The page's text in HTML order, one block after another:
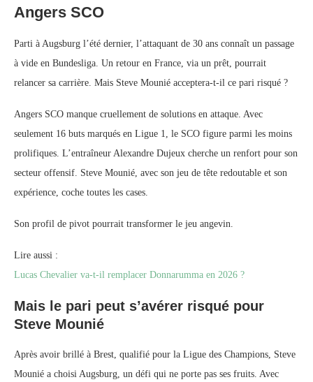
Angers SCO
Parti à Augsburg l’été dernier, l’attaquant de 30 ans connaît un passage
à vide en Bundesliga. Un retour en France, via un prêt, pourrait
relancer sa carrière. Mais Steve Mounié acceptera-t-il ce pari risqué ?
Angers SCO manque cruellement de solutions en attaque. Avec
seulement 16 buts marqués en Ligue 1, le SCO figure parmi les moins
prolifiques. L’entraîneur Alexandre Dujeux cherche un renfort pour son
secteur offensif. Steve Mounié, avec son jeu de tête redoutable et son
expérience, coche toutes les cases.
Son profil de pivot pourrait transformer le jeu angevin.
Lire aussi :
Lucas Chevalier va-t-il remplacer Donnarumma en 2026 ?
Mais le pari peut s’avérer risqué pour
Steve Mounié
Après avoir brillé à Brest, qualifié pour la Ligue des Champions, Steve
Mounié a choisi Augsburg, un défi qui ne porte pas ses fruits. Avec